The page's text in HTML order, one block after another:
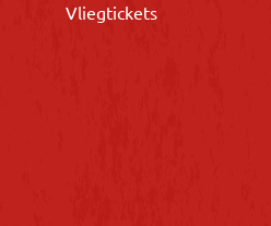
Vliegtickets